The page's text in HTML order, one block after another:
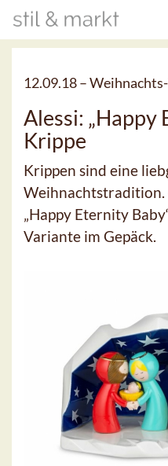
12.09.18 –
Alessi: „Happy
Krippe
Krippen sind eine
Weihnachtstradition.
„Happy Eternity
Variante im Gepäck.